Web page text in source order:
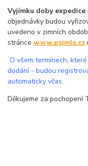
Vyjímku doby
objednávky budou
uvedeno v zimních
stránce www.psimls.cz
O všem termínech,
dodání - budou
automaticky včas.
Děkujeme za pochopení